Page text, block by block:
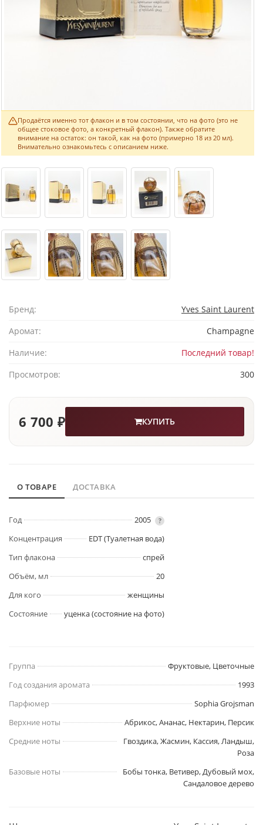
Продаётся именно тот флакон и в том состоянии, что на фото (это не
общее стоковое фото, а конкретный флакон). Также обратите
внимание на остаток: он такой, как на фото (примерно 18 из 20 мл).
Внимательно ознакомьтесь с описанием ниже.
Бренд:
Yves Saint Laurent
Аромат:
Champagne
Наличие:
Последний товар!
Просмотров:
300
6 700 ₽ КУПИТЬ
О ТОВАРЕ ДОСТАВКА
Год 2005 ?
Концентрация
EDT (Туалетная вода)
Тип флакона
спрей
Объём, мл
20
Для кого
женщины
Состояние
уценка (состояние на фото)
Группа
Фруктовые, Цветочные
Год создания аромата
1993
Парфюмер
Sophia Grojsman
Верхние ноты
Абрикос, Ананас, Нектарин, Персик
Средние ноты
Гвоздика, Жасмин, Кассия, Ландыш,
Роза
Базовые ноты
Бобы тонка, Ветивер, Дубовый мох,
Сандаловое дерево